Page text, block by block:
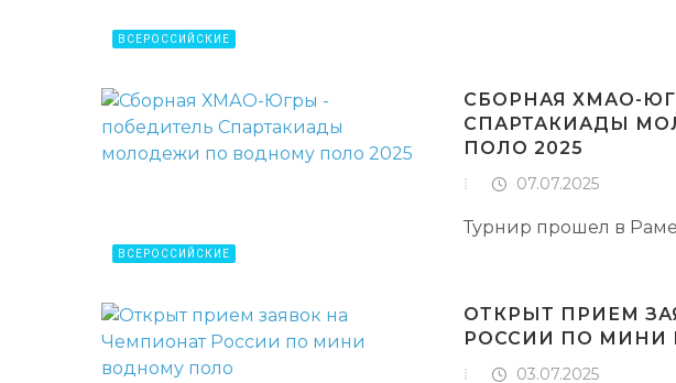
ВСЕРОССИЙСКИЕ
ВСЕРОССИЙСКИЕ
СБОРНАЯ ХМАО-
СПАРТАКИАДЫ
ПОЛО 2025
07.07.2025
Турнир прошел в
ОТКРЫТ ПРИЕМ
РОССИИ ПО МИНИ
03.07.2025